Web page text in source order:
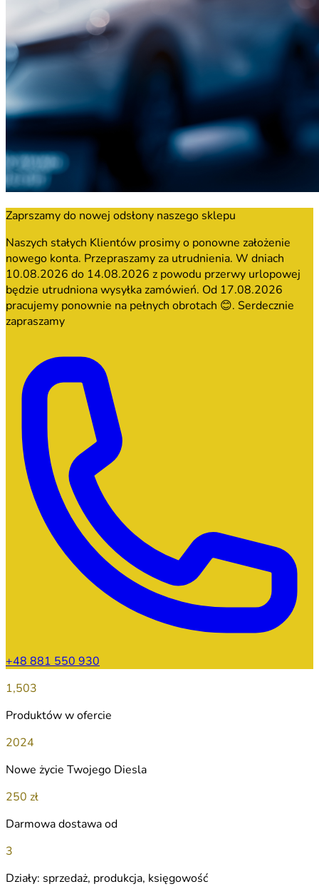
Zaprszamy do nowej odsłony naszego sklepu
Naszych stałych Klientów prosimy o ponowne założenie
nowego konta. Przepraszamy za utrudnienia. W dniach
10.08.2026 do 14.08.2026 z powodu przerwy urlopowej
będzie utrudniona wysyłka zamówień. Od 17.08.2026
pracujemy ponownie na pełnych obrotach 😊. Serdecznie
zapraszamy
+48 881 550 930
1,503
Produktów w ofercie
2024
Nowe życie Twojego Diesla
250 zł
Darmowa dostawa od
3
Działy: sprzedaż, produkcja, księgowość